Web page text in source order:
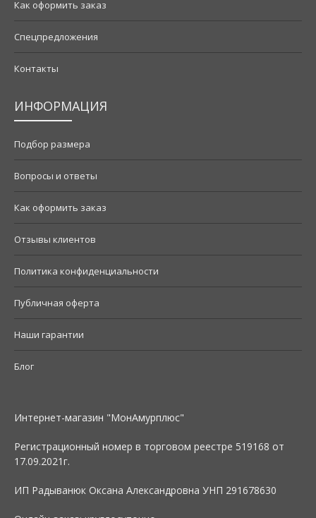
Как оформить заказ
Спецпредложения
Контакты
ИНФОРМАЦИЯ
Подбор размера
Вопросы и ответы
Как оформить заказ
Отзывы клиентов
Политика конфиденциальности
Публичная оферта
Наши гарантии
Блог
Интернет-магазин "МонАмурплюс"
Регистрационный номер в торговом реестре 519168 от
17.09.2021г.
ИП Радыванюк Оксана Александровна УНП 291678630